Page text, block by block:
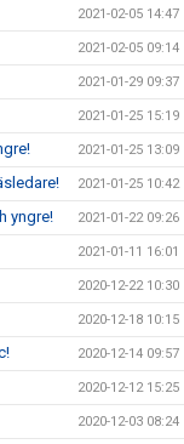
2021-02-05 14:47
2021-02-05 09:14
2021-01-29 09:37
2021-01-25 15:19
2021-01-25 13:09
2021-01-25 10:42
yngre! 2021-01-22 09:26
2021-01-11 16:01
2020-12-22 10:30
2020-12-18 10:15
2020-12-14 09:57
2020-12-12 15:25
2020-12-03 08:24